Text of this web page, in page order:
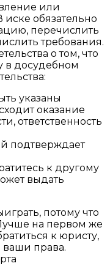
или
обязательно
перечислить
требования.
о том, что
в досудебном
указаны
оказание
ответственность
подтверждает
к другому
выдать
потому что
на первом же
к юристу,
ваши права.